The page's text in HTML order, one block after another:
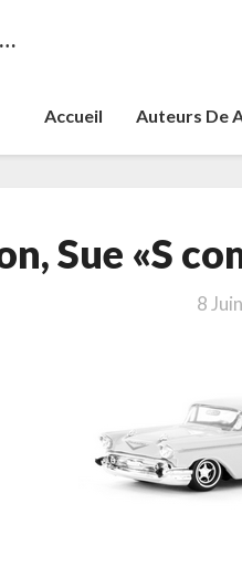
Accueil Auteurs De
Sue «S
8